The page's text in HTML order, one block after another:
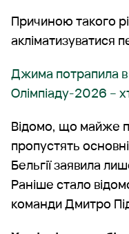
Причиною такого
акліматизуватися
Джима потрапила в
Олімпіаду-2026 –
Відомо, що майже
пропустять
Бельгії заявила
Раніше стало
команди Дмитро